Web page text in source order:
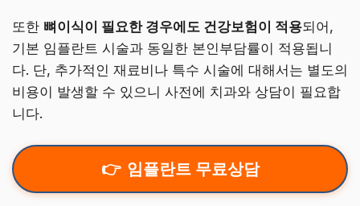
또한 뼈이식이 필요한 경우에도 건강보험이 적용되어,
기본 임플란트 시술과 동일한 본인부담률이 적용됩니
다. 단, 추가적인 재료비나 특수 시술에 대해서는 별도의
비용이 발생할 수 있으니 사전에 치과와 상담이 필요합
니다.
임플란트 무료상담